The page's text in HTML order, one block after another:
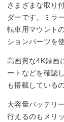
さまざまな取り
ダーです。ミラ
転車用マウント
ションパーツを
高画質な4K録画
ートなどを確認
も搭載している
大容量バッテリ
行えるのもメリ